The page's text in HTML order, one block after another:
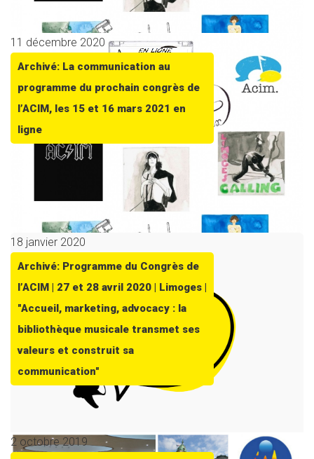
11 décembre 2020
Archivé: La communication au
programme du prochain congrès de
l’ACIM, les 15 et 16 mars 2021 en
ligne
18 janvier 2020
Archivé: Programme du Congrès de
l’ACIM | 27 et 28 avril 2020 | Limoges |
"Accueil, marketing, advocacy : la
bibliothèque musicale transmet ses
valeurs et construit sa
communication"
2 octobre 2019